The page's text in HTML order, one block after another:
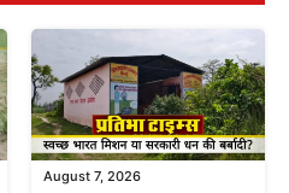
August 7, 2026